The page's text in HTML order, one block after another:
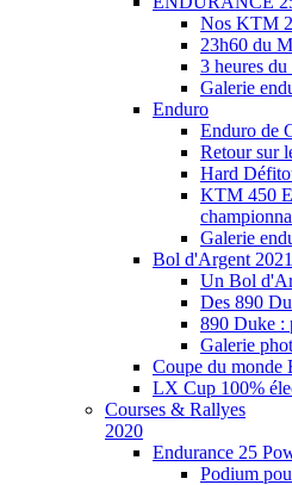
Nos KTM
23h60 du
3 heures
Galerie
Enduro
Enduro de
Retour sur
Hard
KTM 450
Galerie
Bol d'Argent 2021
Un Bol
Des 890
890 Duke :
Galerie
Coupe du monde
LX Cup 100%
Courses & Rallyes
2020
Endurance 25
Podium